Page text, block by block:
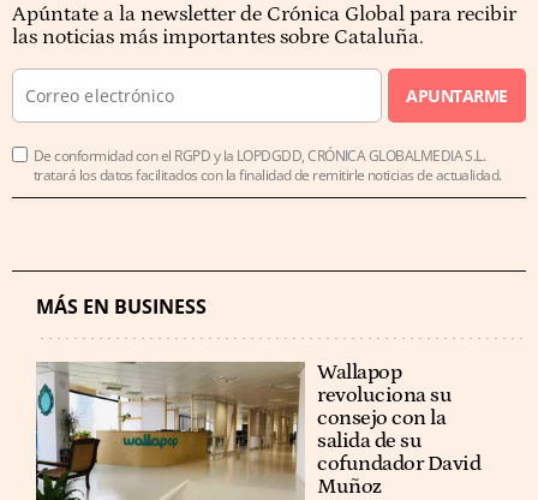
Apúntate a la newsletter de Crónica Global para recibir
las noticias más importantes sobre Cataluña.
APUNTARME
De conformidad con el RGPD y la LOPDGDD, CRÓNICA GLOBALMEDIA S.L.
tratará los datos facilitados con la finalidad de remitirle noticias de actualidad.
MÁS EN BUSINESS
Wallapop
revoluciona su
consejo con la
salida de su
cofundador David
Muñoz